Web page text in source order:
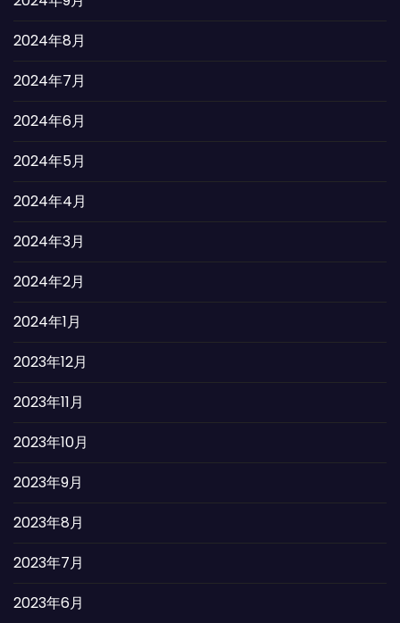
2024年8月
2024年7月
2024年6月
2024年5月
2024年4月
2024年3月
2024年2月
2024年1月
2023年12月
2023年11月
2023年10月
2023年9月
2023年8月
2023年7月
2023年6月